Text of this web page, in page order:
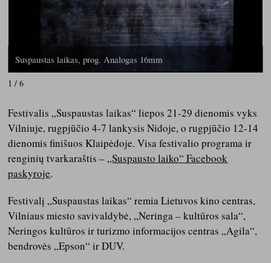
Suspaustas laikas, prog. Analogas 16mm
1 / 6
Festivalis „Suspaustas laikas“ liepos 21-29 dienomis vyks
Vilniuje, rugpjūčio 4-7 lankysis Nidoje, o rugpjūčio 12-14
dienomis finišuos Klaipėdoje. Visa festivalio programa ir
renginių tvarkaraštis – „Suspausto laiko“ Facebook
paskyroje.
Festivalį „Suspaustas laikas“ remia Lietuvos kino centras,
Vilniaus miesto savivaldybė, „Neringa – kultūros sala“,
Neringos kultūros ir turizmo informacijos centras „Agila“,
bendrovės „Epson“ ir DUV.